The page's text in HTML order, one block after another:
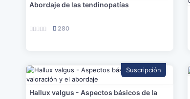
Abordaje de las tendinopatías
280
Suscripción
Hallux valgus - Aspectos básicos de la